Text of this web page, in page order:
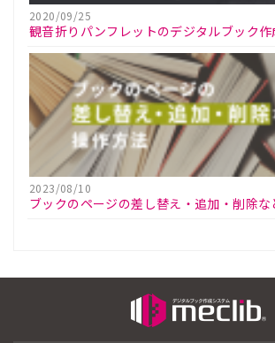
2020/09/25
観音折りパンフレットのデジタルブック作
2023/08/10
ブックのページの差し替え・追加・削除な